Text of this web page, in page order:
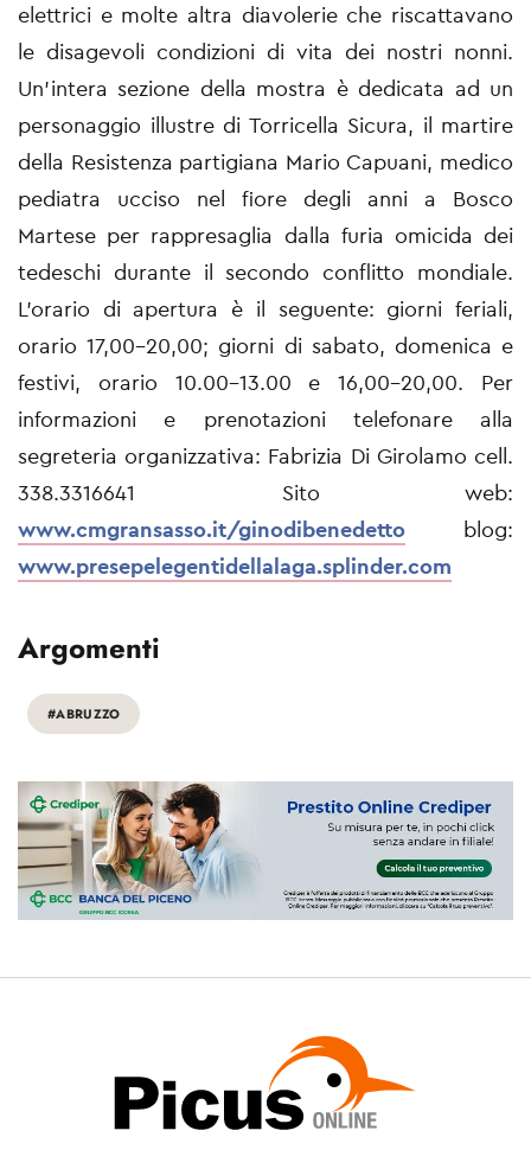
elettrici e molte altra diavolerie che riscattavano
le disagevoli condizioni di vita dei nostri nonni.
Un’intera sezione della mostra è dedicata ad un
personaggio illustre di Torricella Sicura, il martire
della Resistenza partigiana Mario Capuani, medico
pediatra ucciso nel fiore degli anni a Bosco
Martese per rappresaglia dalla furia omicida dei
tedeschi durante il secondo conflitto mondiale.
L’orario di apertura è il seguente: giorni feriali,
orario 17,00-20,00; giorni di sabato, domenica e
festivi, orario 10.00-13.00 e 16,00-20,00. Per
informazioni e prenotazioni telefonare alla
segreteria organizzativa: Fabrizia Di Girolamo cell.
338.3316641 Sito web:
www.cmgransasso.it/ginodibenedetto blog:
www.presepelegentidellalaga.splinder.com
Argomenti
#ABRUZZO